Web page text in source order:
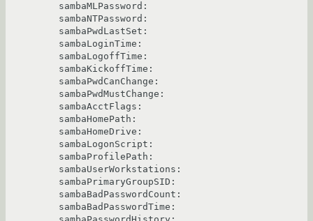
sambaMLPassword:
sambaNTPassword:
sambaPwdLastSet:
sambaLoginTime:
sambaLogoffTime:
sambaKickoffTime:
sambaPwdCanChange:
sambaPwdMustChange:
sambaAcctFlags:
sambaHomePath:
sambaHomeDrive:
sambaLogonScript:
sambaProfilePath:
sambaUserWorkstations:
sambaPrimaryGroupSID:
sambaBadPasswordCount:
sambaBadPasswordTime: